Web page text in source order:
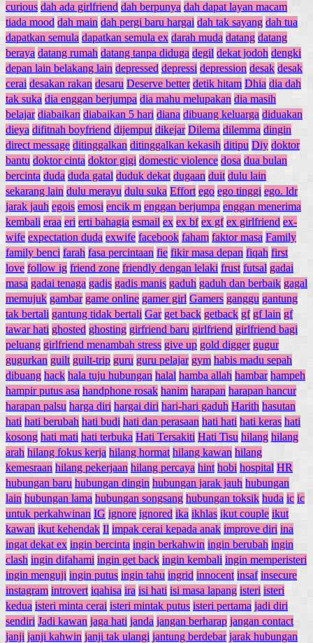
curious dah ada girlfriend dah berpunya dah dapat layan macam
tiada mood dah main dah pergi baru hargai dah tak sayang dah tua
dapatkan semula dapatkan semula ex darah muda datang datang
beraya datang rumah datang tanpa diduga degil dekat jodoh dengki
depan lain belakang lain depressed depressi depression desak desak
cerai desakan rakan desaru Deserve better detik hitam Dhia dia dah
tak suka dia enggan berjumpa dia mahu melupakan dia masih
belajar diabaikan diabaikan 5 hari diana dibuang keluarga diduakan
dieya difitnah boyfriend dijemput dikejar Dilema dilemma dingin
direct message ditinggalkan ditinggalkan kekasih ditipu Diy doktor
bantu doktor cinta doktor gigi domestic violence dosa dua bulan
bercinta duda duda gatal duduk dekat dugaan duit dulu lain
sekarang lain dulu merayu dulu suka Effort ego ego tinggi ego. ldr
jarak jauh egois emosi encik m enggan berjumpa enggan menerima
kembali eraa eri erti bahagia esmail ex ex bf ex gf ex girlfriend ex-
wife expectation duda exwife facebook faham faktor masa Family
family benci farah fasa percintaan fie fikir masa depan fiqah first
love follow ig friend zone friendly dengan lelaki frust futsal gadai
masa gadai tenaga gadis gadis manis gaduh gaduh dan berbaik gagal
memujuk gambar game online gamer girl Gamers ganggu gantung
tak bertali gantung tidak bertali Gar get back getback gf gf lain gf
tawar hati ghosted ghosting girfriend baru girlfriend girlfriend bagi
peluang girlfriend menambah stress give up gold digger gugur
gugurkan guilt guilt-trip guru guru pelajar gym habis madu sepah
dibuang hack hala tuju hubungan halal hamba allah hambar hampeh
hampir putus asa handphone rosak hanim harapan harapan hancur
harapan palsu harga diri hargai diri hari-hari gaduh Harith hasutan
hati hati berubah hati budi hati dan perasaan hati hati hati keras hati
kosong hati mati hati terbuka Hati Tersakiti Hati Tisu hilang hilang
arah hilang fokus kerja hilang hormat hilang kawan hilang
kemesraan hilang pekerjaan hilang percaya hint hobi hospital HR
hubungan baru hubungan dingin hubungan jarak jauh hubungan
lain hubungan lama hubungan songsang hubungan toksik huda ic ic
untuk perkahwinan IG ignore ignored ika ikhlas ikut couple ikut
kawan ikut kehendak Il impak cerai kepada anak improve diri ina
ingat dekat ex ingin bercinta ingin berkahwin ingin berubah ingin
clash ingin difahami ingin get back ingin kembali ingin memperisteri
ingin menguji ingin putus ingin tahu ingrid innocent insaf insecure
instagram introvert iqahisa ira isi hati isi masa lapang isteri isteri
kedua isteri minta cerai isteri mintak putus isteri pertama jadi diri
sendiri Jadi kawan jaga hati janda jangan berharap jangan contact
janji janji kahwin janji tak ulangi jantung berdebar jarak hubungan